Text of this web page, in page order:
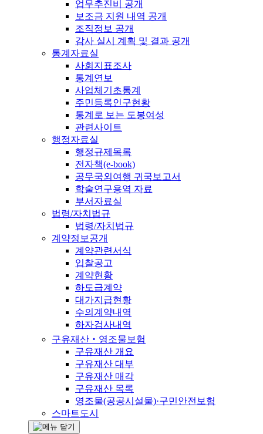
업무추진비 공개
보조금 지원 내역 공개
조직정보 공개
감사 실시 계획 및 결과 공개
통계자료실
사회지표조사
통계연보
사업체기초통계
주민등록인구현황
통계로 보는 도봉여성
관련사이트
행정자료실
행정규제목록
전자책(e-book)
공무국외여행 귀국보고서
학술연구용역 자료
부서자료실
법령/자치법규
법령/자치법규
계약정보공개
계약관련서식
입찰공고
계약현황
하도급계약
대가지급현황
수의계약내역
하자검사내역
구유재산‧영조물보험
구유재산 개요
구유재산 대부
구유재산 매각
구유재산 목록
영조물(공공시설물)·구민안전보험
스마트도시